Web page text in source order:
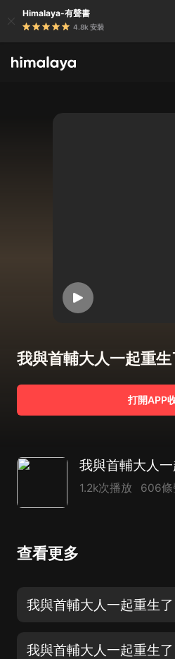
Himalaya-有聲書
4.8k 安裝
我與首輔大人一起重
打開APP
1.2k次播放 606條
查看更多